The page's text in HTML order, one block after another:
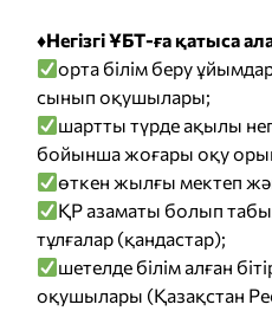
♦️Негізгі ҰБТ-ға қатыса
орта білім беру
сынып оқушылары;
шартты түрде ақылы
бойынша жоғары оқу
өткен жылғы мектеп
ҚР азаматы болып
тұлғалар (қандастар);
шетелде білім алған
оқушылары (Қазақстан